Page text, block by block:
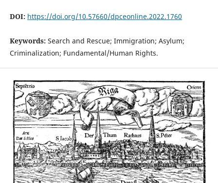
DOI: https://doi.org/10.57660/dpceonline.2022.1760
Keywords: Search and Rescue; Immigration; Asylum;
Criminalization; Fundamental/Human Rights.